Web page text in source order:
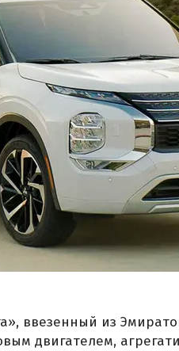
ввезенный из
двигателем,